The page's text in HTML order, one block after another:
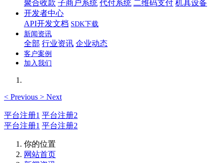
聚合收款 子商户系统 代付系统 二维码支付 机具设备
开发者中心
API开发文档 SDK下载
新闻资讯
全部 行业资讯 企业动态
客户案例
加入我们
< Previous > Next
平台注册1 平台注册2
平台注册1 平台注册2
你的位置
网站首页